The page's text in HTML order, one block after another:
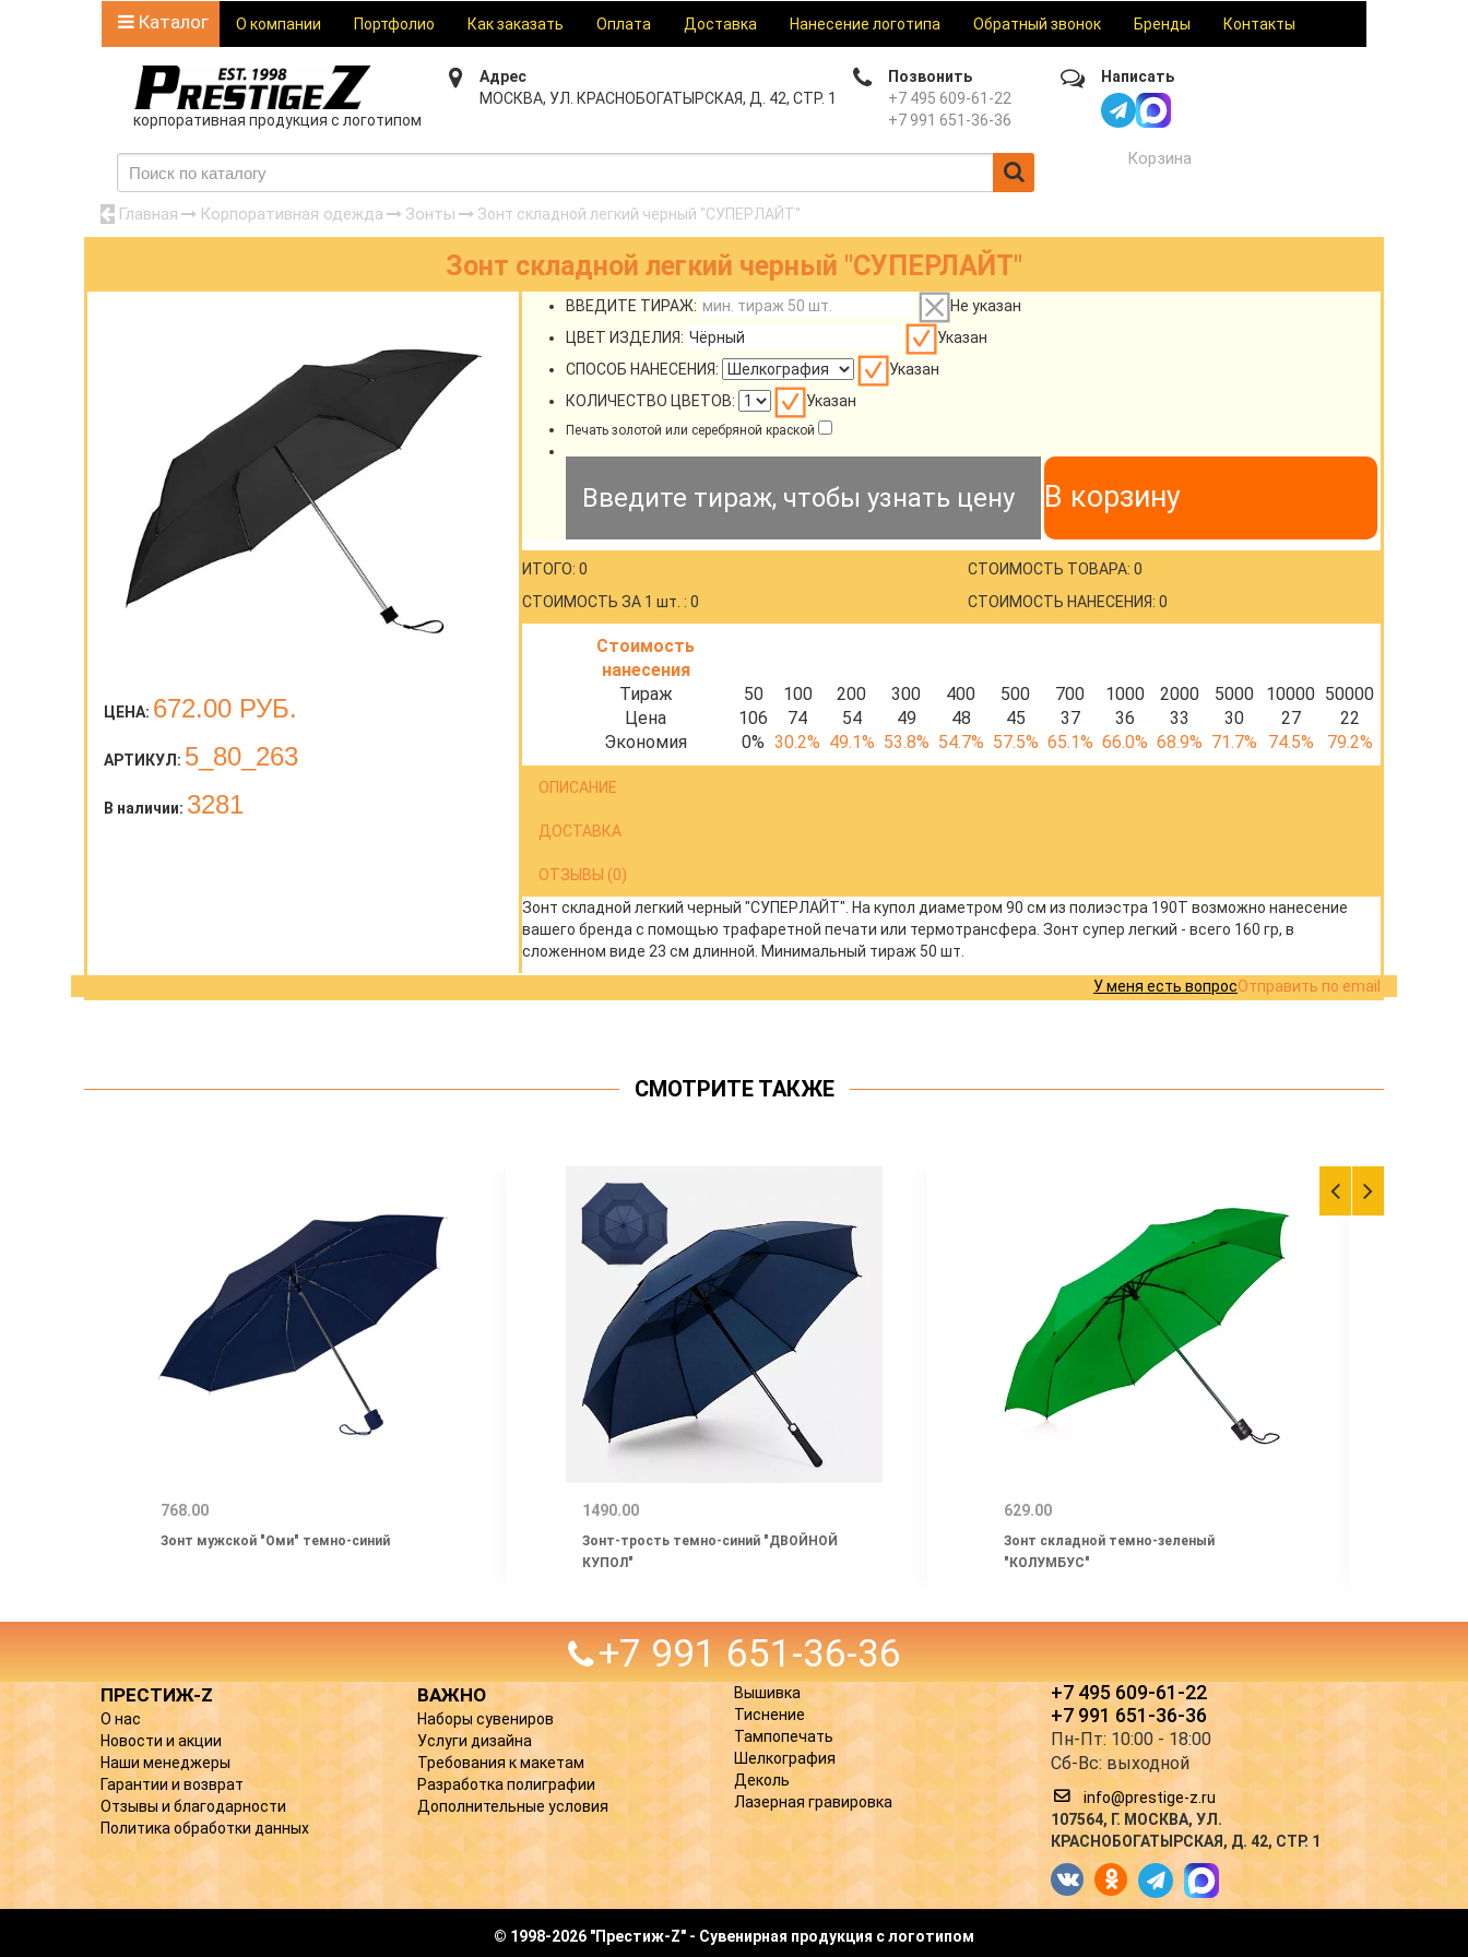
Каталог О компании Портфолио Как заказать Оплата Доставка Нанесение логотипа Обратный звонок Бренды Контакты
корпоративная продукция с логотипом
Адрес
МОСКВА, УЛ. КРАСНОБОГАТЫРСКАЯ, Д. 42, СТР. 1
Позвонить
+7 495 609-61-22
+7 991 651-36-36
Написать
Корзина
Главная Корпоративная одежда Зонты Зонт складной легкий черный "СУПЕРЛАЙТ"
Зонт складной легкий черный "СУПЕРЛАЙТ"
ЦЕНА: 672.00 РУБ.
АРТИКУЛ: 5_80_263
В наличии: 3281
ВВЕДИТЕ ТИРАЖ:
Не указан
ЦВЕТ ИЗДЕЛИЯ:
Указан
СПОСОБ НАНЕСЕНИЯ:
Указан
КОЛИЧЕСТВО ЦВЕТОВ:
Указан
Печать золотой или серебряной краской
Введите тираж, чтобы узнать цену В корзину
ИТОГО: 0
СТОИМОСТЬ ЗА 1 шт. : 0
СТОИМОСТЬ ТОВАРА: 0
СТОИМОСТЬ НАНЕСЕНИЯ: 0
Стоимость
нанесения
Тираж
50 100 200 300 400 500 700 1000 2000 5000 10000 50000
Цена
106 74 54 49 48 45 37 36 33 30 27
22
Экономия
0% 30.2% 49.1% 53.8% 54.7% 57.5% 65.1% 66.0% 68.9% 71.7% 74.5% 79.2%
ОПИСАНИЕ
ДОСТАВКА
ОТЗЫВЫ (0)
Зонт складной легкий черный "СУПЕРЛАЙТ". На купол диаметром 90 см из полиэстра 190Т возможно нанесение
вашего бренда с помощью трафаретной печати или термотрансфера. Зонт супер легкий - всего 160 гр, в
сложенном виде 23 см длинной. Минимальный тираж 50 шт.
Отправить по email
У меня есть вопрос
СМОТРИТЕ ТАКЖЕ
768.00
Зонт мужской "Оми" темно-синий
1490.00
Зонт-трость темно-синий "ДВОЙНОЙ
КУПОЛ"
629.00
Зонт складной темно-зеленый
"КОЛУМБУС"
+7 991 651-36-36
ПРЕСТИЖ-Z
О нас
Новости и акции
Наши менеджеры
Гарантии и возврат
Отзывы и благодарности
Политика обработки данных
ВАЖНО
Наборы сувениров
Услуги дизайна
Требования к макетам
Разработка полиграфии
Дополнительные условия
Вышивка
Тиснение
Тампопечать
Шелкография
Деколь
Лазерная гравировка
+7 495 609-61-22
+7 991 651-36-36
Пн-Пт: 10:00 - 18:00
Сб-Вс: выходной
info@prestige-z.ru
107564, Г. МОСКВА, УЛ.
КРАСНОБОГАТЫРСКАЯ, Д. 42, СТР. 1
© 1998-2026 "Престиж-Z" - Сувенирная продукция с логотипом